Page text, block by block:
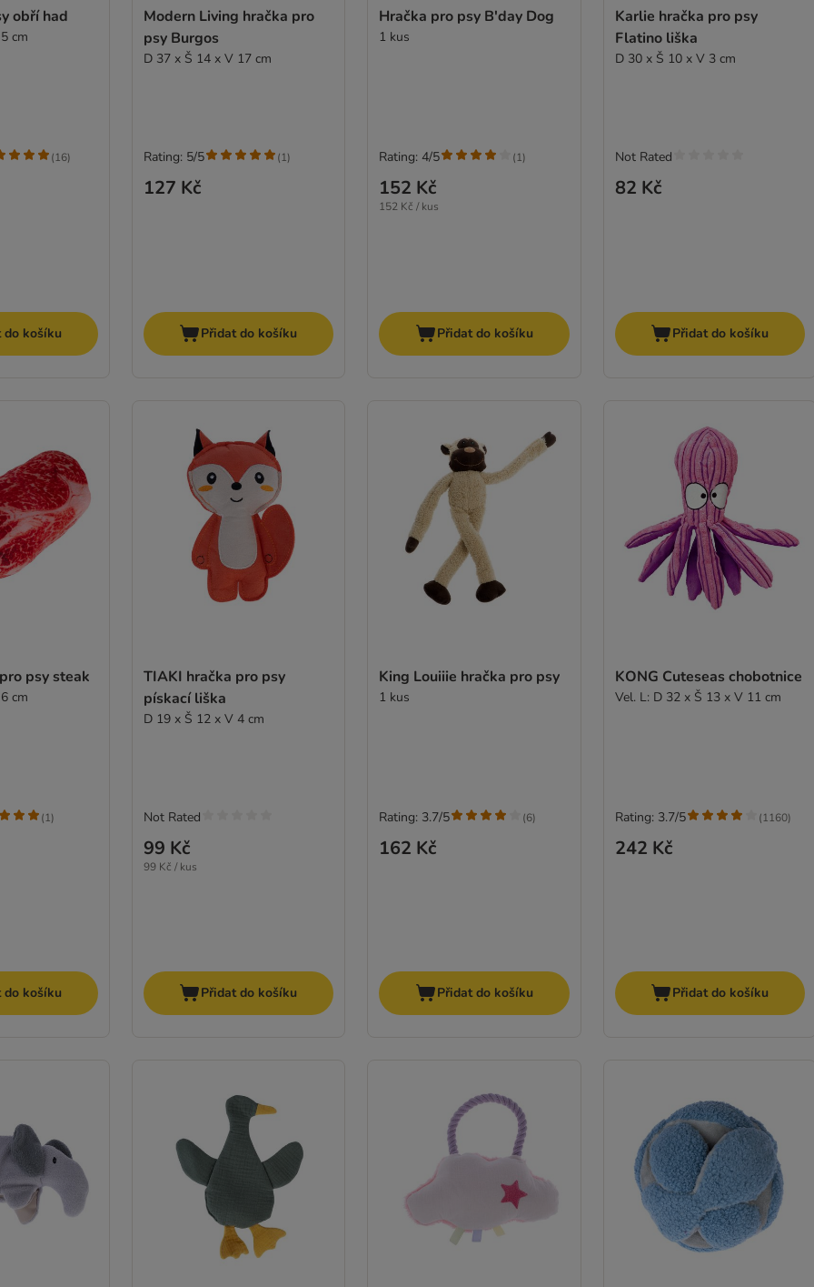
obří had
cm
(16)
do košíku
Modern Living hračka pro
psy Burgos
D 37 x Š 14 x V 17 cm
127 Kč
Rating: 5/5 (1)
Přidat do košíku
Hračka pro psy B'day Dog
1 kus
152 Kč
152 Kč / kus
Rating: 4/5 (1)
Přidat do košíku
Karlie hračka pro psy
Flatino liška
D 30 x Š 10 x V 3 cm
82 Kč
Not Rated
Přidat do košíku
psy steak
cm
(1)
do košíku
TIAKI hračka pro psy
pískací liška
D 19 x Š 12 x V 4 cm
99 Kč
99 Kč / kus
Not Rated
Přidat do košíku
King Louiiie hračka pro psy
1 kus
162 Kč
Rating: 3.7/5 (6)
Přidat do košíku
KONG Cuteseas chobotnice
Vel. L: D 32 x Š 13 x V 11 cm
242 Kč
Rating: 3.7/5 (1160)
Přidat do košíku